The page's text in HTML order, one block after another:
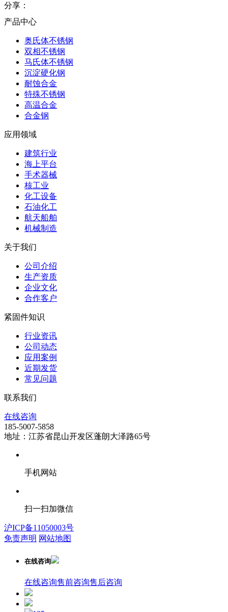
分享：
产品中心
奥氏体不锈钢
双相不锈钢
马氏体不锈钢
沉淀硬化钢
耐蚀合金
特殊不锈钢
高温合金
合金钢
应用领域
建筑行业
海上平台
手术器械
核工业
化工设备
石油化工
航天船舶
机械制造
关于我们
公司介绍
生产资质
企业文化
合作客户
紧固件知识
行业资讯
公司动态
应用案例
近期发货
常见问题
联系我们
在线咨询
185-5007-5858
地址：江苏省昆山开发区蓬朗大泽路65号
手机网站
扫一扫加微信
沪ICP备11050003号
免责声明 网站地图
在线咨询
在线咨询售前咨询售后咨询